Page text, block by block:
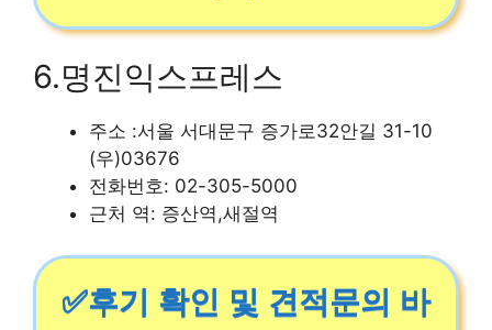
6.명진익스프레스
주소 :서울 서대문구 증가로32안길 31-10
(우)03676
전화번호: 02-305-5000
근처 역: 증산역,새절역
✅후기 확인 및 견적문의 바